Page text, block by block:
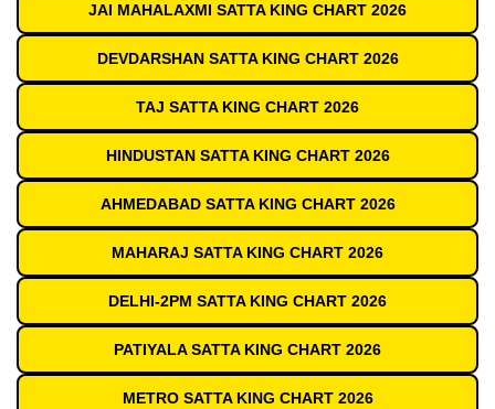
JAI MAHALAXMI SATTA KING CHART 2026
DEVDARSHAN SATTA KING CHART 2026
TAJ SATTA KING CHART 2026
HINDUSTAN SATTA KING CHART 2026
AHMEDABAD SATTA KING CHART 2026
MAHARAJ SATTA KING CHART 2026
DELHI-2PM SATTA KING CHART 2026
PATIYALA SATTA KING CHART 2026
METRO SATTA KING CHART 2026